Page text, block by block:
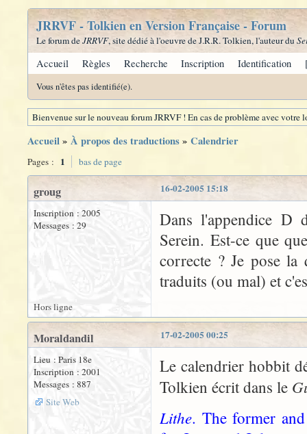
JRRVF - Tolkien en Version Française - Forum
Le forum deJRRVF, site dédié à l'oeuvre de J.R.R. Tolkien, l'auteur du
Accueil Règles Recherche Inscription Identification
Vous n'êtes pas identifié(e).
Bienvenue sur le nouveau forum JRRVF ! En cas de problème avec
Accueil» À propos des traductions» Calendrier
Pages : 1 bas de page
16-02-2005 15:18
groug
Inscription : 2005
Messages : 29
Dans l'appendice D
Serein. Est-ce que
correcte ? Je pose la
traduits (ou mal) et
Hors ligne
17-02-2005 00:25
Moraldandil
Lieu : Paris 18e
Inscription : 2001
Messages : 887
Site Web
Le calendrier hobbit
Tolkien écrit dans le
Lithe. The former